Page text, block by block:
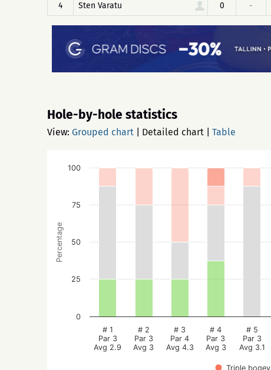
4
Sten Varatu 0 -
Hole-by-hole statistics
View: Grouped chart Detailed chart Table
Percentage
Triple bogey
# 1
Par 3
Avg 2.9
# 2
Par 3
Avg 3
# 3
Par 4
Avg 4.3
# 4
Par 3
Avg 3
# 5
Par 3
Avg 3.1
0
25
50
75
100